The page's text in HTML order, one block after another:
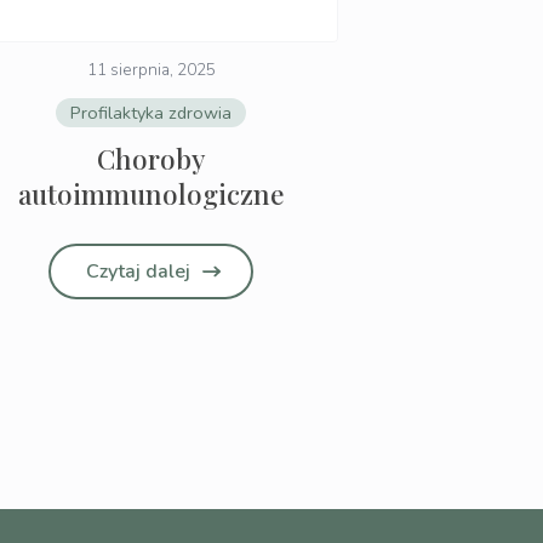
11 sierpnia, 2025
Profilaktyka zdrowia
Choroby
autoimmunologiczne
Czytaj dalej